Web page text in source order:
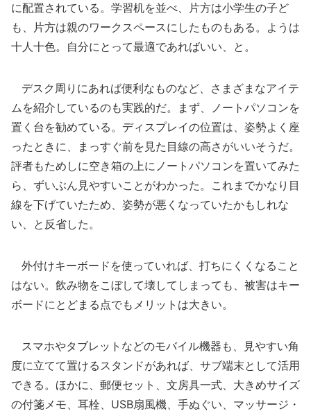
に配置されている。学習机を並べ、片方は小学生の子ど
も、片方は親のワークスペースにしたものもある。ようは
十人十色。自分にとって最適であればいい、と。
デスク周りにあれば便利なものなど、さまざまなアイテ
ムを紹介しているのも実践的だ。まず、ノートパソコンを
置く台を勧めている。ディスプレイの位置は、姿勢よく座
ったときに、まっすぐ前を見た目線の高さがいいそうだ。
評者もためしに空き箱の上にノートパソコンを置いてみた
ら、ずいぶん見やすいことがわかった。これまでかなり目
線を下げていたため、姿勢が悪くなっていたかもしれな
い、と反省した。
外付けキーボードを使っていれば、打ちにくくなること
はない。飲み物をこぼして壊してしまっても、被害はキー
ボードにとどまる点でもメリットは大きい。
スマホやタブレットなどのモバイル機器も、見やすい角
度に立てて置けるスタンドがあれば、サブ端末として活用
できる。ほかに、郵便セット、文房具一式、大きめサイズ
の付箋メモ、耳栓、USB扇風機、手ぬぐい、マッサージ・